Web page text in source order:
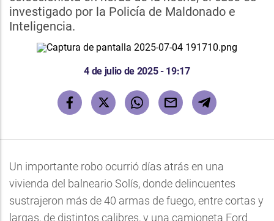
investigado por la Policía de Maldonado e
Inteligencia.
4 de julio de 2025 - 19:17
Un importante robo ocurrió días atrás en una
vivienda del balneario Solís, donde delincuentes
sustrajeron más de 40 armas de fuego, entre cortas y
largas, de distintos calibres, y una camioneta Ford